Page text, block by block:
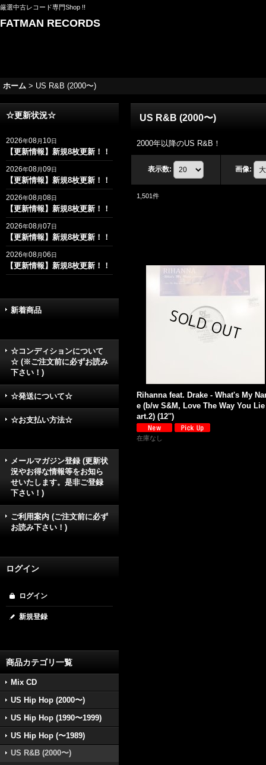
厳選中古レコード専門Shop !!
FATMAN RECORDS
ホーム > US R&B (2000〜)
☆更新状況☆
2026年08月 10日
【更新情報】新規8枚更新！！
2026年08月09日
【更新情報】新規8枚更新！！
2026年08月08日
【更新情報】新規8枚更新！！
2026年08月07日
【更新情報】新規8枚更新！！
2026年08月06日
【更新情報】新規8枚更新！！
新着商品
☆コンディションについて
☆ (※ご注文前に必ずお読み
下さい！)
☆発送について☆
☆お支払い方法☆
メールマガジン登録 (更新状
況やお得な情報等をお知ら
せいたします。是非ご登録
下さい！)
ご利用案内 (ご注文前に必ず
お読み下さい！)
ログイン
ログイン
新規登録
商品カテゴリ一覧
Mix CD
US Hip Hop (2000〜)
US Hip Hop (1990〜1999)
US Hip Hop (〜1989)
US R&B (2000〜)
US R&B (2000〜)
2000年以降のUS R&B！
表示数: 画像:
1,501件
Rihanna feat. Drake - What's My
e (b/w S&M, Love The Way You
art.2) (12'')
在庫なし